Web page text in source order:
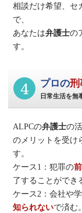
相談だけ希望、セ
で、
あなたは弁護士の
す。
4 プロの刑
日常生活を無
ALPCの弁護士の
のメリットを受け
す。
ケース1：犯罪の
了することができ
ケース2：会社や
知られないで済む。